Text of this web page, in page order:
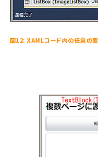
図12: XAMLコード内の任意の